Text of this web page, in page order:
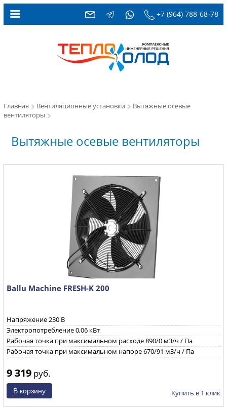
+7 (964) 788-68-78
Главная Вентиляционные установки
Вытяжные осевые
вентиляторы
Вытяжные осевые вентиляторы
Ballu Machine FRESH-K 200
Напряжение 230 B
Электропотребление 0,06 кВт
Рабочая точка при максимальном расходе 890/0 м3/ч / Па
Рабочая точка при максимальном напоре 670/91 м3/ч / Па
9 319 руб.
Купить в 1 клик